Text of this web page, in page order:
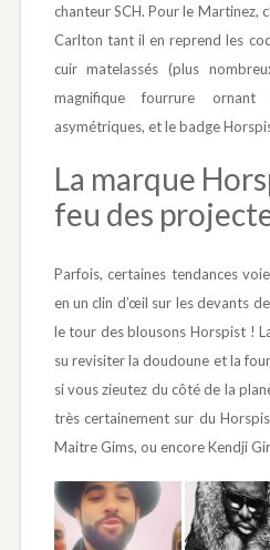
chanteur SCH. Pour le Martinez,
Carlton tant il en reprend les
cuir matelassés (plus
magnifique fourrure
asymétriques, et le badge
La marque
feu des
Parfois, certaines tendances
en un clin d’œil sur les devants
le tour des blousons Horspist !
su revisiter la doudoune et la
si vous zieutez du côté de la
très certainement sur du
Maitre Gims, ou encore Kendji